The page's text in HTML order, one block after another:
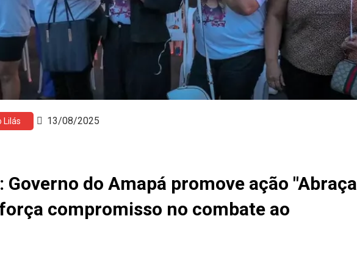
Lilás 13/08/2025
Governo do Amapá promove ação "Abraça
compromisso no combate ao